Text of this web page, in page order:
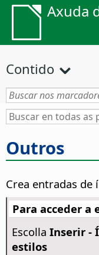
Axuda
Contido
Outros
Crea entradas de
Para acceder a
Escolla Inserir -
estilos